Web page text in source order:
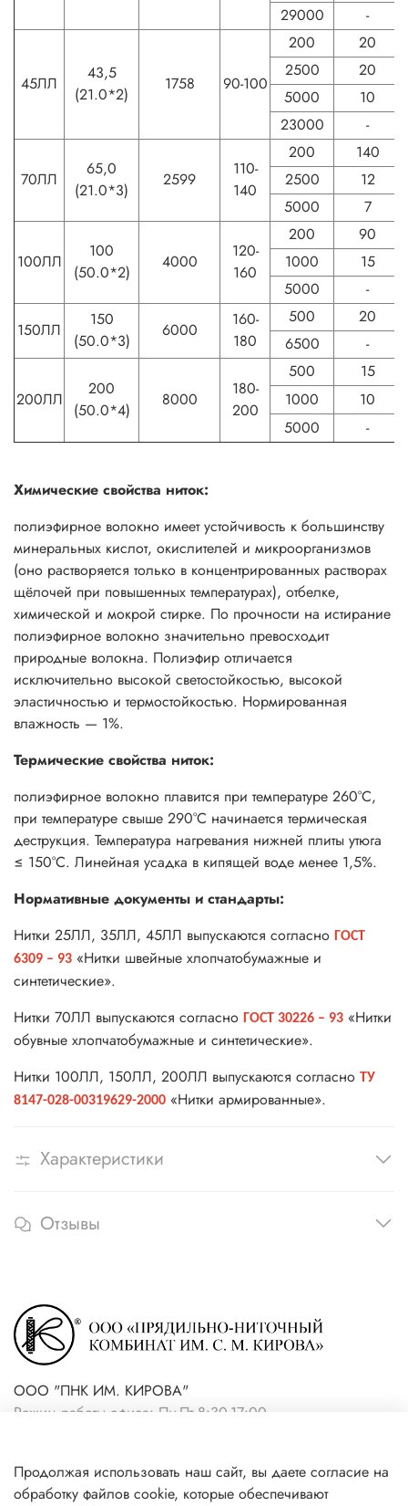
29000
-
45ЛЛ
43,5
(21.0*2)
1758 90-100
200
20
2500
20
5000
10
23000
-
70ЛЛ
65,0
(21.0*3)
2599
110-
140
200
140
2500
12
5000
7
100ЛЛ
100
(50.0*2)
4000
120-
160
200
90
1000
15
5000
-
150ЛЛ
150
(50.0*3)
6000
160-
180
500
20
6500
-
200ЛЛ
200
(50.0*4)
8000
180-
200
500
15
1000
10
5000
-
Химические свойства ниток:
полиэфирное волокно имеет устойчивость к большинству
минеральных кислот, окислителей и микроорганизмов
(оно растворяется только в концентрированных растворах
щёлочей при повышенных температурах), отбелке,
химической и мокрой стирке. По прочности на истирание
полиэфирное волокно значительно превосходит
природные волокна. Полиэфир отличается
исключительно высокой светостойкостью, высокой
эластичностью и термостойкостью. Нормированная
влажность — 1%.
Термические свойства ниток:
полиэфирное волокно плавится при температуре 260°С,
при температуре свыше 290°С начинается термическая
деструкция. Температура нагревания нижней плиты утюга
≤ 150°С. Линейная усадка в кипящей воде менее 1,5%.
Нормативные документы и стандарты:
Нитки 25ЛЛ, 35ЛЛ, 45ЛЛ выпускаются согласно ГОСТ
6309 – 93 «Нитки швейные хлопчатобумажные и
синтетические».
Нитки 70ЛЛ выпускаются согласно ГОСТ 30226 – 93 «Нитки
обувные хлопчатобумажные и синтетические».
Нитки 100ЛЛ, 150ЛЛ, 200ЛЛ выпускаются согласно ТУ
8147-028-00319629-2000 «Нитки армированные».
Характеристики
Отзывы
ООО "ПНК ИМ. КИРОВА"
Режим работы офиса: Пн-Пт 8:30-17:00
магазин)
Продолжая использовать наш сайт, вы даете согласие на
обработку файлов cookie, которые обеспечивают